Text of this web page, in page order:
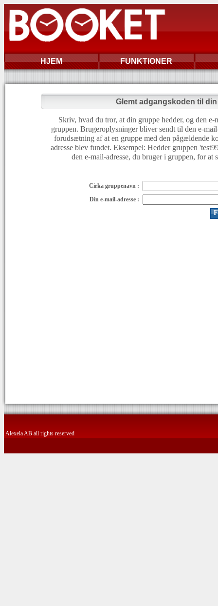
HJEM FUNKTIONER
Glemt adgangskoden til
Skriv, hvad du tror, at din gruppe hedder, og den e-
gruppen. Brugeroplysninger bliver sendt til den e-
forudsætning af at en gruppe med den pågældende
adresse blev fundet. Eksempel: Hedder gruppen
den e-mail-adresse, du bruger i gruppen, for at
Cirka gruppenavn :
Din e-mail-adresse :
Alexela AB all rights reserved